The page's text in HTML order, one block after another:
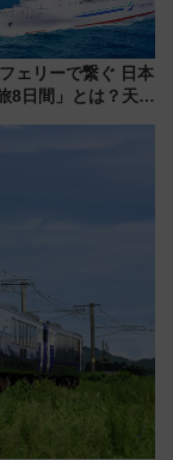
ェリーで繋ぐ 日本
8日間」とは？天橋
が登場